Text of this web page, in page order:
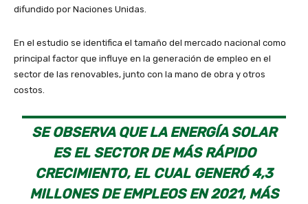
difundido por Naciones Unidas.
En el estudio se identifica el tamaño del mercado nacional como
principal factor que influye en la generación de empleo en el
sector de las renovables, junto con la mano de obra y otros
costos.
SE OBSERVA QUE LA ENERGÍA SOLAR
ES EL SECTOR DE MÁS RÁPIDO
CRECIMIENTO, EL CUAL GENERÓ 4,3
MILLONES DE EMPLEOS EN 2021, MÁS